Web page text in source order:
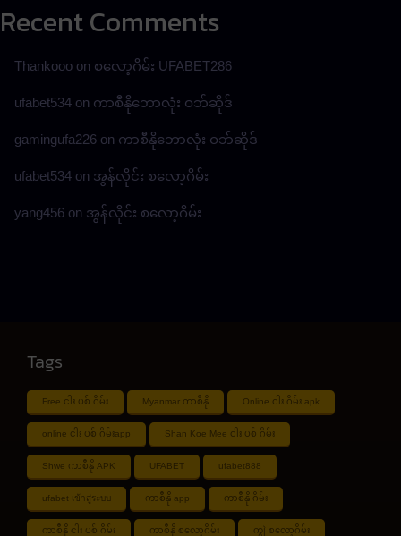
Recent Comments
Thankooo on စလော့ဂိမ်း UFABET286
ufabet534 on ကာစီနိုဘောလုံး ဝဘ်ဆိုဒ်
gamingufa226 on ကာစီနိုဘောလုံး ဝဘ်ဆိုဒ်
ufabet534 on အွန်လိုင်း စလော့ဂိမ်း
yang456 on အွန်လိုင်း စလော့ဂိမ်း
Tags
Free ငါး ပစ် ဂိမ်း Myanmar ကာစီနို Online ငါး ဂိမ်း apk
online ငါး ပစ် ဂိမ်းapp Shan Koe Mee ငါး ပစ် ဂိမ်း
Shwe ကာစီနို APK UFABET ufabet888
ufabet เข้าสู่ระบบ ကာစီနို app ကာစီနို ဂိမ်း
ကာစီနို ငါး ပစ် ဂိမ်း ကာစီနို စလော့ဂိမ်း ကျွဲ စလော့ဂိမ်း